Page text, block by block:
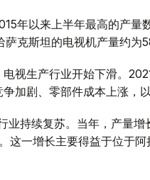
年以来上半年最高的产
克斯坦的电视机产量约为
视生产行业开始下滑。
加剧、零部件成本上涨，
业持续复苏。当年，产量
这一增长主要得益于位于